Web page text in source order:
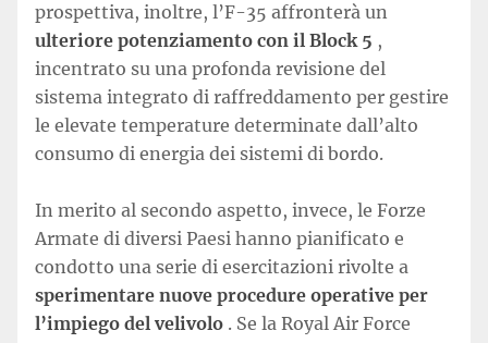
prospettiva, inoltre, l’F-35 affronterà un
ulteriore potenziamento con il Block 5 ,
incentrato su una profonda revisione del
sistema integrato di raffreddamento per gestire
le elevate temperature determinate dall’alto
consumo di energia dei sistemi di bordo.
In merito al secondo aspetto, invece, le Forze
Armate di diversi Paesi hanno pianificato e
condotto una serie di esercitazioni rivolte a
sperimentare nuove procedure operative per
l’impiego del velivolo . Se la Royal Air Force